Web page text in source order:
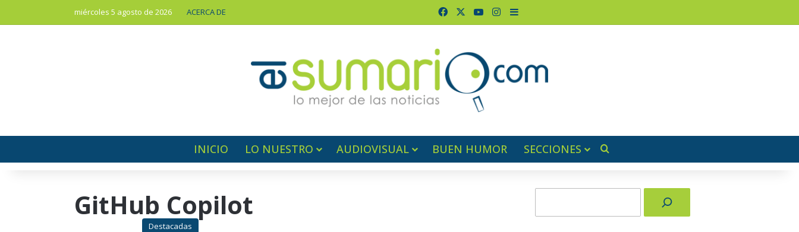
miércoles 5 agosto de 2026 ACERCA DE FacebookYouTubeInstagram
Barra lateral
INICIO LO NUESTRO AUDIOVISUAL BUEN HUMOR SECCIONES
GitHub Copilot
Destacadas